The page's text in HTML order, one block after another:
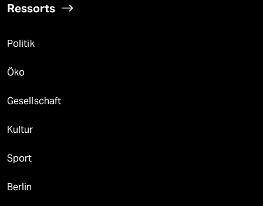
Ressorts
Politik
Öko
Gesellschaft
Kultur
Sport
Berlin